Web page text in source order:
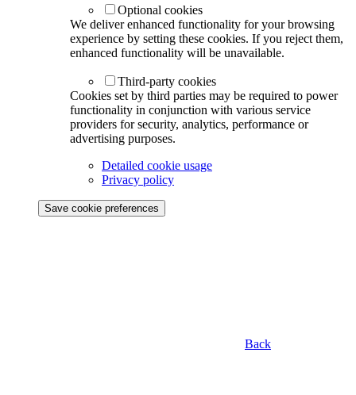
Optional cookies
We deliver enhanced functionality for your browsing
experience by setting these cookies. If you reject them,
enhanced functionality will be unavailable.
Third-party cookies
Cookies set by third parties may be required to power
functionality in conjunction with various service
providers for security, analytics, performance or
advertising purposes.
Detailed cookie usage
Privacy policy
Save cookie preferences
Back